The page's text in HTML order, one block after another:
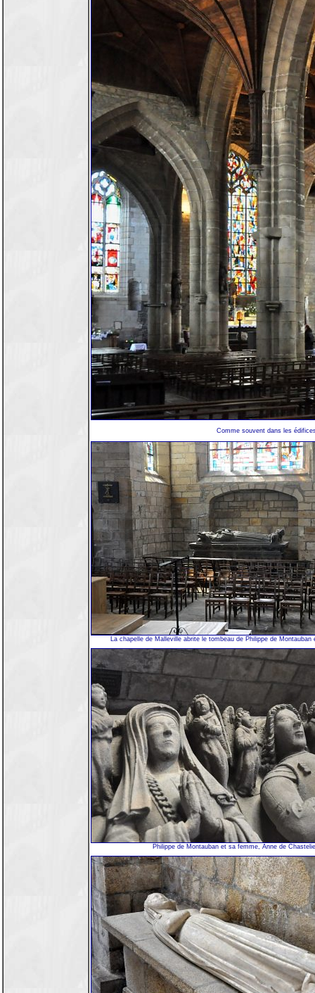
Comme souvent dans les
La chapelle de Malleville abrite le tombeau de Philippe de
Philippe de Montauban et sa femme, Anne de